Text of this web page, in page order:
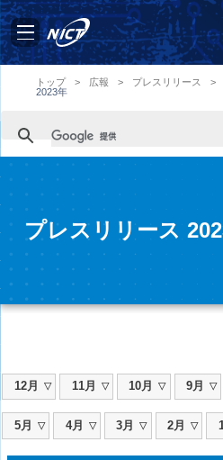
トップ > 広報 > プレスリリース
>
2023年
プレスリリース
12月 11月 10月 9月
5月 4月 3月 2月